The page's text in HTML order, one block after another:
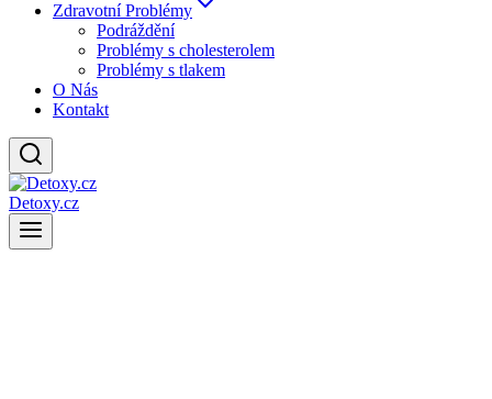
Zdravotní Problémy
Podráždění
Problémy s cholesterolem
Problémy s tlakem
O Nás
Kontakt
Detoxy.cz